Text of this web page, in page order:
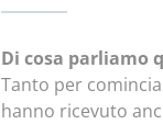
Di cosa parliamo
Tanto per
hanno ricevuto